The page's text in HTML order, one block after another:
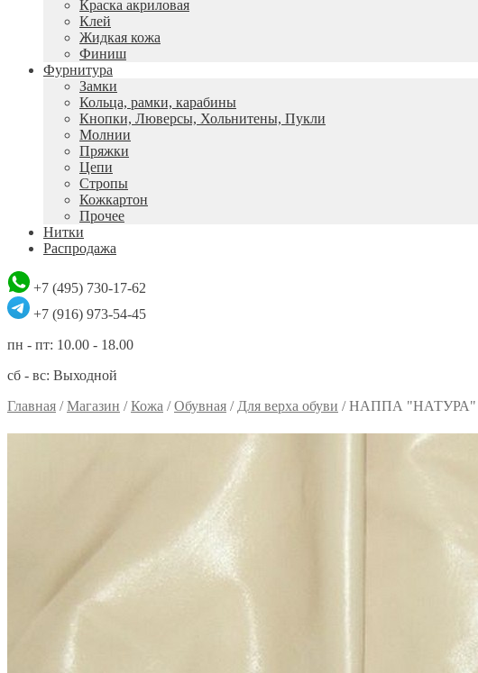
Краска акриловая
Клей
Жидкая кожа
Финиш
Фурнитура
Замки
Кольца, рамки, карабины
Кнопки, Люверсы, Хольнитены, Пукли
Молнии
Пряжки
Цепи
Стропы
Кожкартон
Прочее
Нитки
Распродажа
+7 (495) 730-17-62
+7 (916) 973-54-45
пн - пт: 10.00 - 18.00
сб - вс: Выходной
Главная /Магазин /Кожа /Обувная / Для верха обуви /НАППА "НАТУРА"